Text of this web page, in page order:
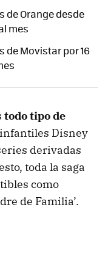
de Orange desde
mes
de Movistar por 16
todo tipo de
infantiles Disney
derivadas
toda la saga
como
de Familia’.